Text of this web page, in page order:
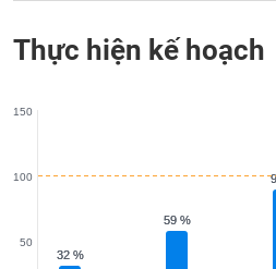
Thực hiện kế hoạch
32 %
32 %
59 %
59 %
50
100
150